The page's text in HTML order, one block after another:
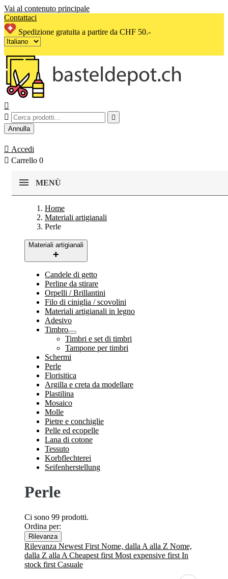
Vai al contenuto principale
Contattaci
Spedizione gratuita a partire da CHF 50.-



Annulla
 Accedi
 Carrello 0
MENÙ
Home
Materiali artigianali
Perle
Materiali artigianali
Candele di getto
Perline da stirare
Orpelli / Brillantini
Filo di ciniglia / scovolini
Materiali artigianali in legno
Adesivo
Timbro
Timbri e set di timbri
Tampone per timbri
Schermi
Perle
Florisitica
Argilla e creta da modellare
Plastilina
Mosaico
Molle
Pietre e conchiglie
Pelle ed ecopelle
Lana di cotone
Tessuto
Korbflechterei
Seifenherstellung
Perle
Ci sono 99 prodotti.
Ordina per:
Rilevanza
Rilevanza Newest First Nome, dalla A alla Z Nome,
dalla Z alla A Cheapest first Most expensive first In
stock first Casuale